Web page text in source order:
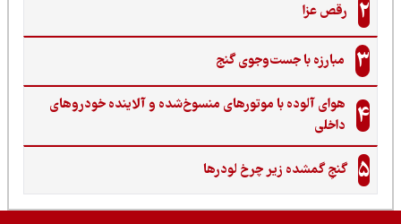
رقص عزا
مبارزه با جست‌وجوی گنج‌
هوای آلوده با موتورهای منسوخ‌شده و آلاینده خودروهای
داخلی
گنجِ گمشده زیر چرخ لودرها